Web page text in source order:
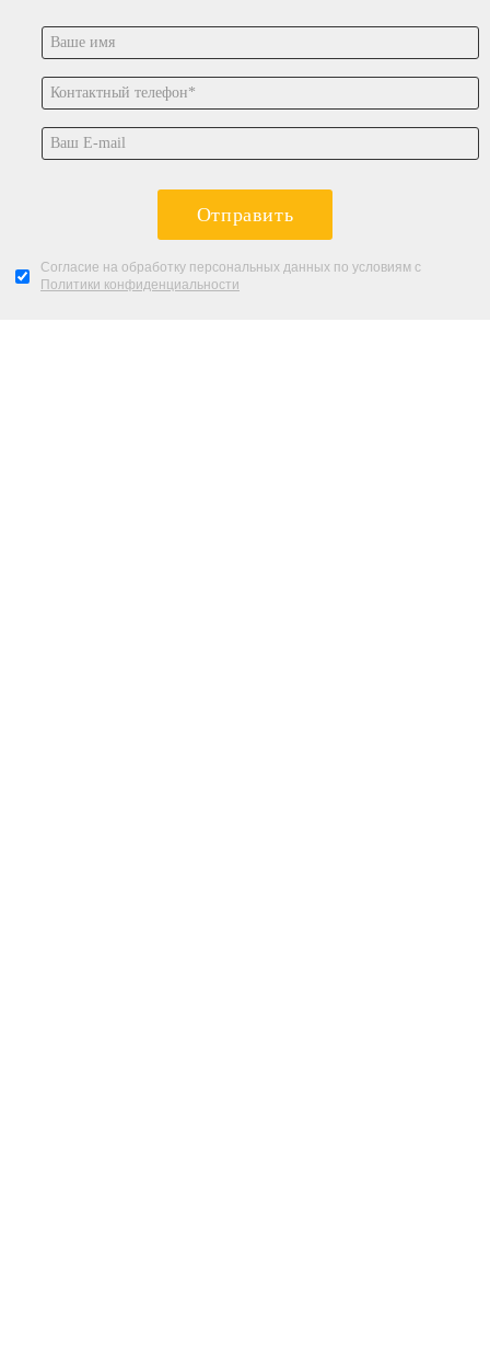
Отправить
Согласие на обработку персональных данных по условиям с
Политики конфиденциальности